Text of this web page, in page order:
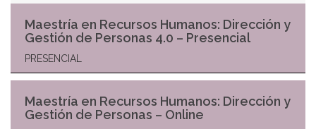
Maestría en Recursos Humanos: Dirección y
Gestión de Personas 4.0 – Presencial
PRESENCIAL
Maestría en Recursos Humanos: Dirección y
Gestión de Personas – Online